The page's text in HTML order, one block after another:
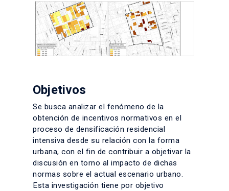
Objetivos
Se busca analizar el fenómeno de la
obtención de incentivos normativos en el
proceso de densificación residencial
intensiva desde su relación con la forma
urbana, con el fin de contribuir a objetivar la
discusión en torno al impacto de dichas
normas sobre el actual escenario urbano.
Esta investigación tiene por objetivo